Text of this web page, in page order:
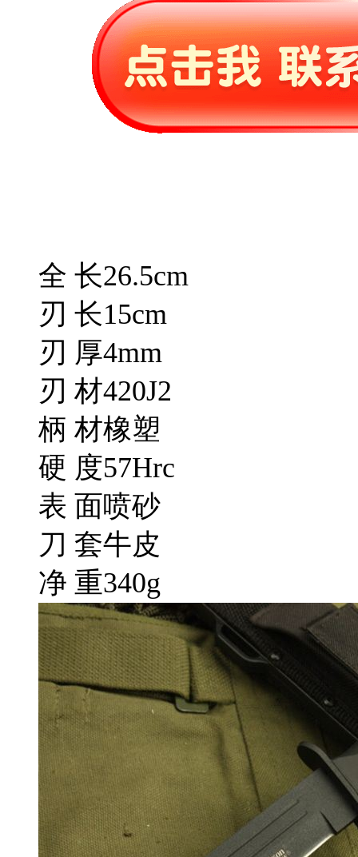
全 长26.5cm
刃 长15cm
刃 厚4mm
刃 材420J2
柄 材橡塑
硬 度57Hrc
表 面喷砂
刀 套牛皮
净 重340g